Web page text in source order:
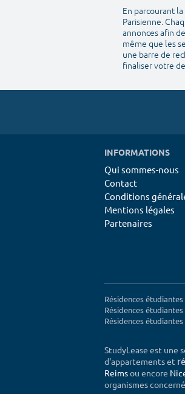
En parcourant
Parisienne.
annonces afin
même que les
une barre de
finaliser votre
INFORMATIONS
Qui sommes-nous
Contact
Conditions
Mentions légales
Partenaires
Résidences
Résidences
Résidences étudiantes
StudyLease est une
d'appartements et
Reimsou encore
organismes